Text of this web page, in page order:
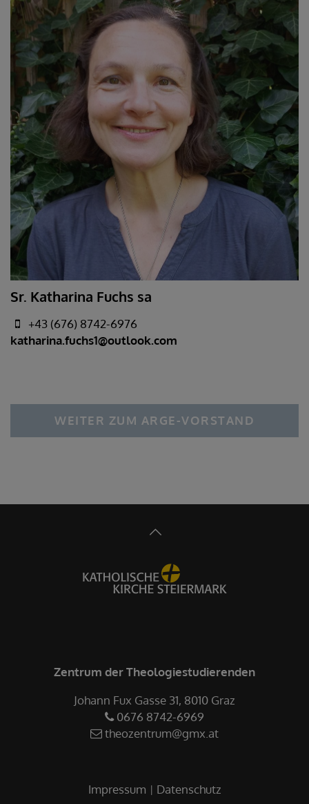
Sr. Katharina Fuchs sa
+43 (676) 8742-6976
katharina.fuchs1@outlook.com
WEITER ZUM ARGE-VORSTAND
Zentrum der Theologiestudierenden
Johann Fux Gasse 31, 8010 Graz
0676 8742-6969
theozentrum@gmx.at
Impressum Datenschutz